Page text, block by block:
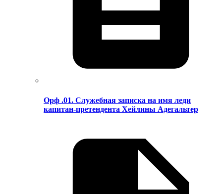
Орф .01. Служебная записка на имя леди
капитан-претендента Хейлины Адегальтер